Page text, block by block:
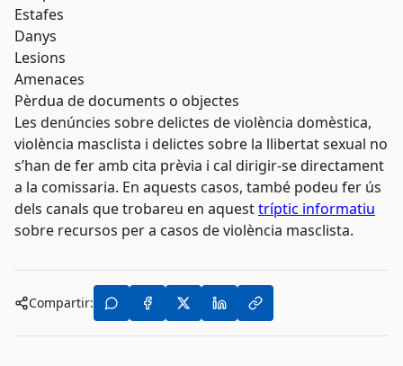
Estafes
Danys
Lesions
Amenaces
Pèrdua de documents o objectes
Les denúncies sobre delictes de violència domèstica,
violència masclista i delictes sobre la llibertat sexual no
s’han de fer amb cita prèvia i cal dirigir-se directament
a la comissaria. En aquests casos, també podeu fer ús
dels canals que trobareu en aquesttríptic informatiu
sobre recursos per a casos de violència masclista.
Compartir: